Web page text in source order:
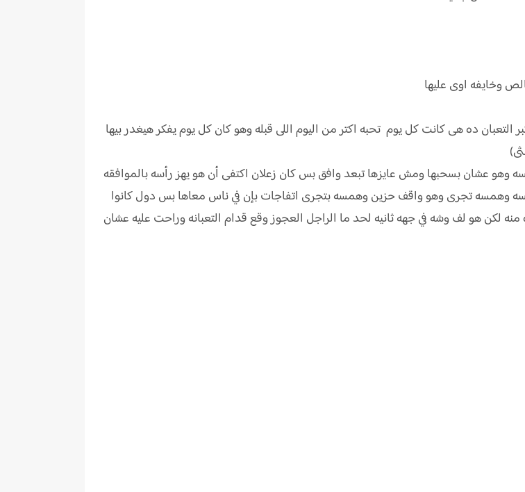
وخايفه اوى عليها
ده هى كانت كل يوم تحبه اكتر من اليوم اللى قبله وهو كان كل يوم يفكر هيغدر بيها
وهو عشان بسحبها ومش عايزها تبعد وافق بس كان زعلان اكتفى أن هو يهز رأسه بالموافقه
وهمسه تجرى وهو واقف حزين وهمسه بتجرى اتفاجات بإن في ناس معاها بس دول كانوا
منه لكن هو لف وشه في جهه ثانيه لحد ما الراجل العجوز وقع قدام التعبانه وراحت عليه عشان